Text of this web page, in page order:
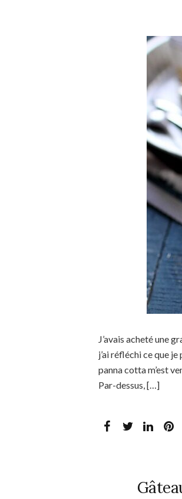
J’avais acheté une
j’ai réfléchi ce que
panna cotta m’est
Par-dessus, […]